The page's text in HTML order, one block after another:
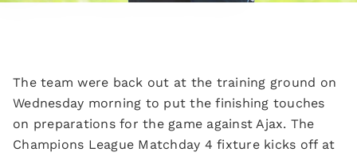
The team were back out at the training ground on
Wednesday morning to put the finishing touches
on preparations for the game against Ajax. The
Champions League Matchday 4 fixture kicks off at